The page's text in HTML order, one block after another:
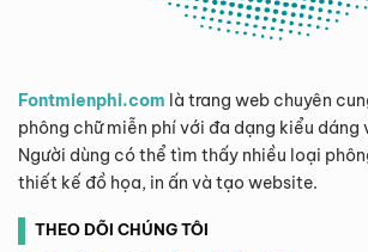
Fontmienphi.com là trang web chuyên
phông chữ miễn phí với đa dạng kiểu dáng
Người dùng có thể tìm thấy nhiều loại
thiết kế đồ họa, in ấn và tạo website.
THEO DÕI CHÚNG TÔI